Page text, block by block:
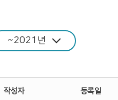
~2021년
작성자 등록일